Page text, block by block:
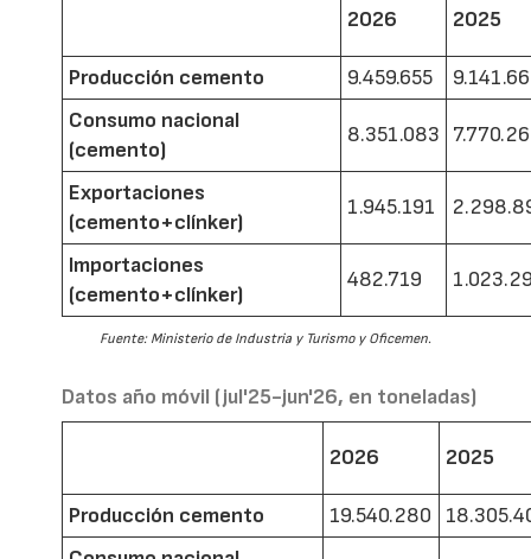
2026 2025
Producción cemento 9.459.655
Consumo nacional
(cemento)
8.351.083
Exportaciones
(cemento+clínker)
1.945.191
Importaciones
(cemento+clínker)
482.719
Fuente: Ministerio de Industria y Turismo y Oficemen.
Datos año móvil (jul'25-jun'26, en toneladas)
2026 2025
Producción cemento 19.540.280